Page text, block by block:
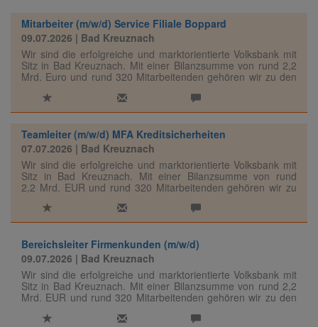
Mitarbeiter (m/w/d) Service Filiale Boppard
09.07.2026 | Bad Kreuznach
Wir sind die erfolgreiche und marktorientierte Volksbank mit
Sitz in Bad Kreuznach. Mit einer Bilanzsumme von rund 2,2
Mrd. Euro und rund 320 Mitarbeitenden gehören wir zu den
Teamleiter (m/w/d) MFA Kreditsicherheiten
07.07.2026 | Bad Kreuznach
Wir sind die erfolgreiche und marktorientierte Volksbank mit
Sitz in Bad Kreuznach. Mit einer Bilanzsumme von rund
2,2 Mrd. EUR und rund 320 Mitarbeitenden gehören wir zu
den großen Genossenschaftsbanken unserer Region.
Bereichsleiter Firmenkunden (m/w/d)
09.07.2026 | Bad Kreuznach
Wir sind die erfolgreiche und marktorientierte Volksbank mit
Sitz in Bad Kreuznach. Mit einer Bilanzsumme von rund 2,2
Mrd. EUR und rund 320 Mitarbeitenden gehören wir zu den